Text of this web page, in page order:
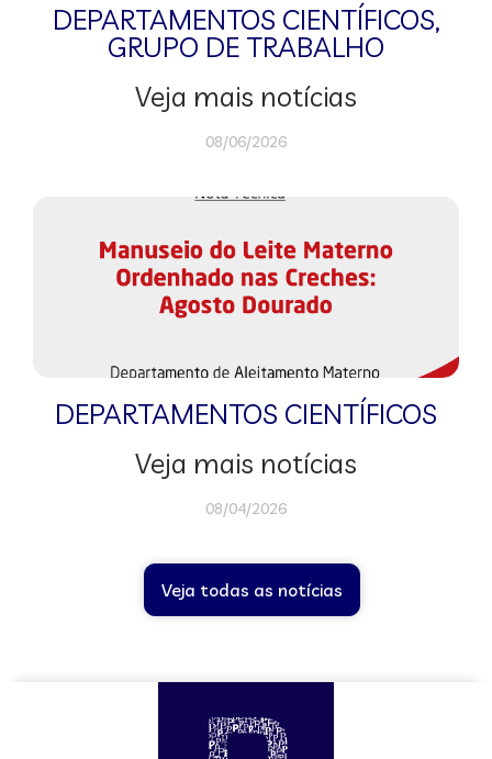
DEPARTAMENTOS CIENTÍFICOS,
GRUPO DE TRABALHO
Veja mais notícias
08/06/2026
DEPARTAMENTOS CIENTÍFICOS
Veja mais notícias
08/04/2026
Veja todas as notícias